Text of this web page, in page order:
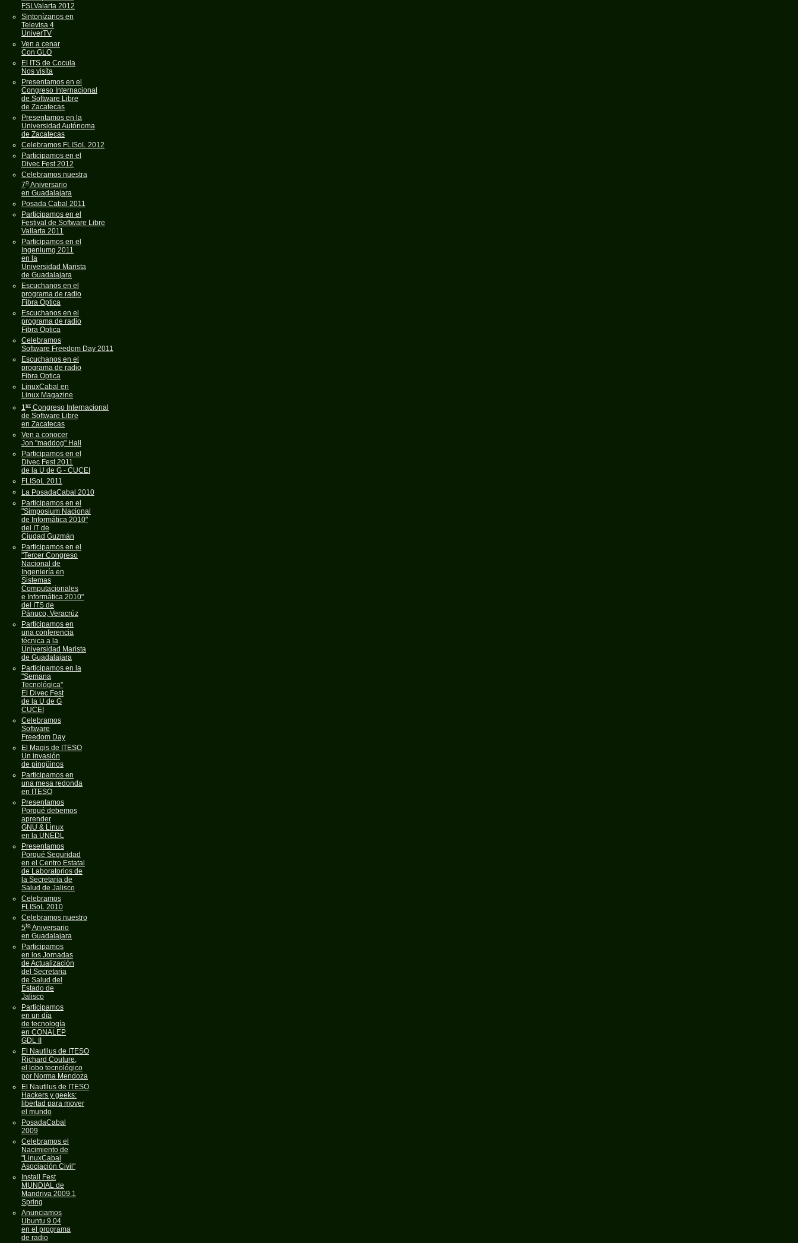
FSLValarta 2012
Sintonízanos en
Televisa 4
UniverTV
Ven a cenar
Con GLO
El ITS de Cocula
Nos visíta
Presentamos en el
Congreso Internacional
de Software Libre
de Zacatecas
Presentamos en la
Universidad Autónoma
de Zacatecas
Celebramos FLISoL 2012
Participamos en el
Divec Fest 2012
Celebramos nuestra
7oAniversario
en Guadalajara
Posada Cabal 2011
Participamos en el
Festival de Software Libre
Vallarta 2011
Participamos en el
Ingeniumg 2011
en la
Universidad Marista
de Guadalajara
Escuchanos en el
programa de radio
Fibra Optica
Escuchanos en el
programa de radio
Fibra Optica
Celebramos
Software Freedom Day 2011
Escuchanos en el
programa de radio
Fibra Optica
LinuxCabal en
Linux Magazine
1er Congreso Internacional
de Software Libre
en Zacatecas
Ven a conocer
Jon "maddog" Hall
Participamos en el
Divec Fest 2011
de la U de G - CUCEI
FLISoL 2011
La PosadaCabal 2010
Participamos en el
"Simposium Nacional
de Informática 2010"
del IT de
Ciudad Guzmán
Participamos en el
"Tercer Congreso
Nacional de
Ingeniería en
Sistemas
Computacionales
e Informática 2010"
del ITS de
Pánuco, Veracrúz
Participamos en
una conferencia
técnica a la
Universidad Marista
de Guadalajara
Participamos en la
"Semana
Tecnológica"
El Divec Fest
de la U de G
CUCEI
Celebramos
Software
Freedom Day
El Magis de ITESO
Un invasión
de pingüinos
Participamos en
una mesa redonda
en ITESO
Presentamos
Porqué debemos
aprender
GNU & Linux
en la UNEDL
Presentamos
Porqué Seguridad
en el Centro Estatal
de Laboratorios de
la Secretaria de
Salud de Jalisco
Celebramos
FLISoL 2010
Celebramos nuestro
5toAniversario
en Guadalajara
Participamos
en los Jornadas
de Actualización
del Secretaria
de Salud del
Estado de
Jalisco
Participamos
en un día
de tecnología
en CONALEP
GDL II
El Nautilus de ITESO
Richard Couture,
el lobo tecnológico
por Norma Mendoza
El Nautilus de ITESO
Hackers y geeks:
libertad para mover
el mundo
PosadaCabal
2009
Celebramos el
Nacimiento de
"LinuxCabal
Asociación Civil"
Install Fest
MUNDIAL de
Mandriva 2009.1
Spring
Anunciamos
Ubuntu 9.04
en el programa
de radio